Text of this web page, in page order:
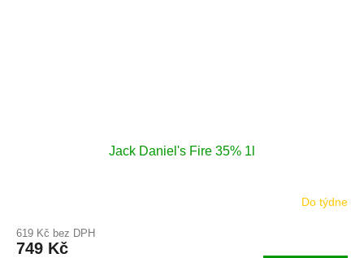
Jack Daniel's Fire 35% 1l
produktu
je
Do týdne
619 Kč bez DPH
749 Kč